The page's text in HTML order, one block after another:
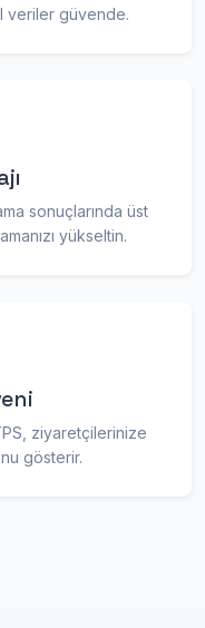
veriler güvende.
sonuçlarında üst
yükseltin.
ziyaretçilerinize
gösterir.